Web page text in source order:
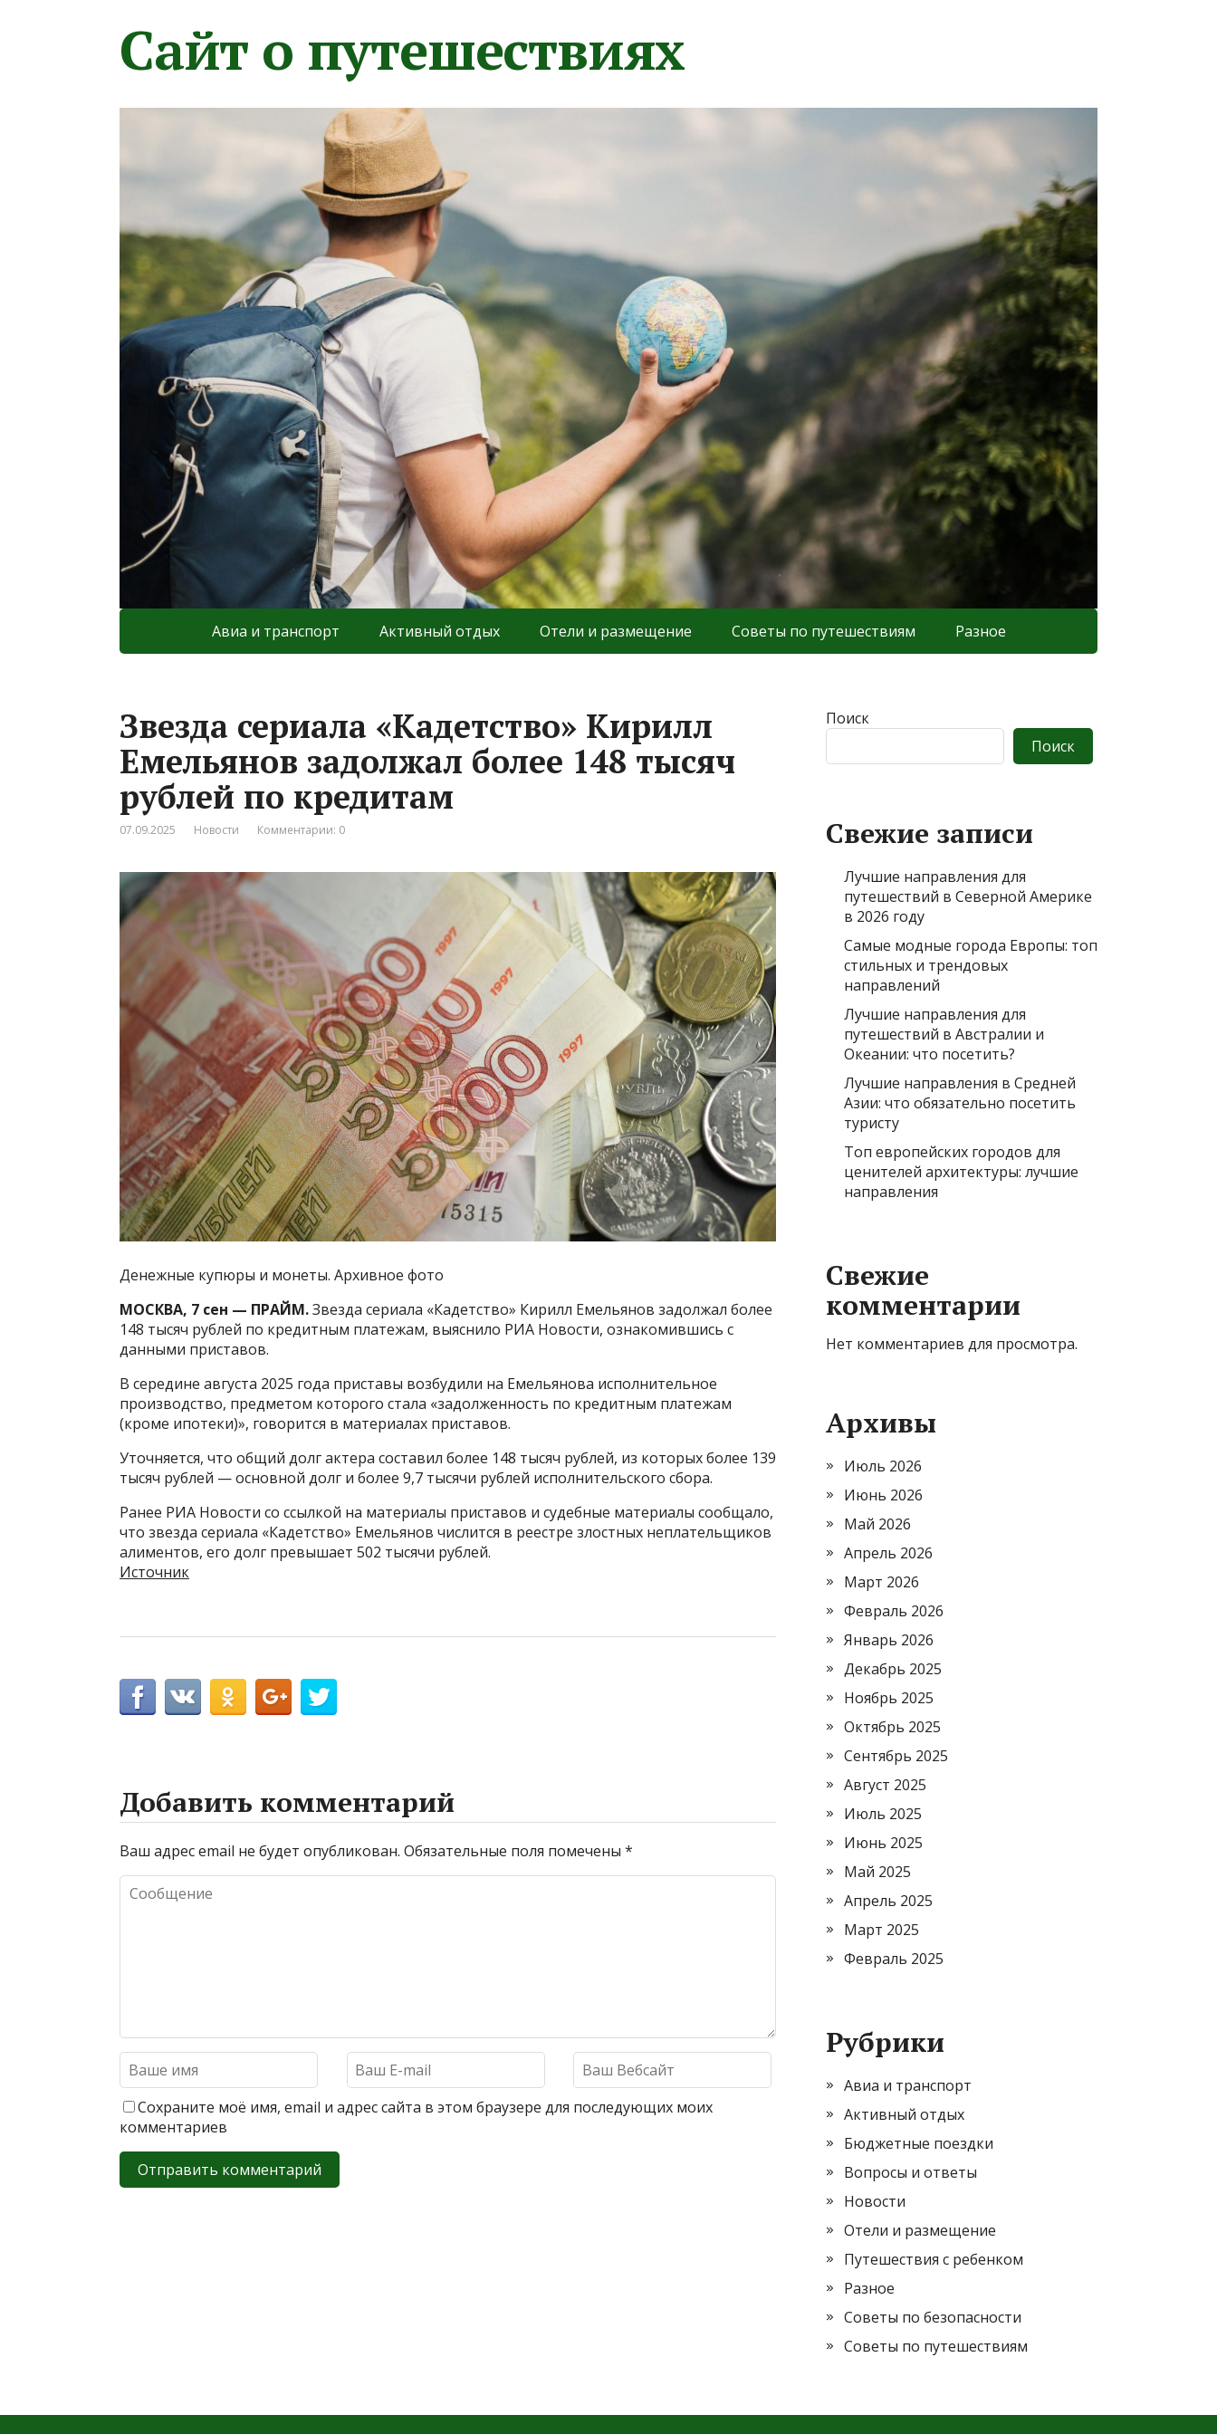
Сайт о путешествиях
Авиа и транспорт Активный отдых Отели и размещение Советы по путешествиям Разное
Звезда сериала «Кадетство» Кирилл
Емельянов задолжал более 148 тысяч
рублей по кредитам
07.09.2025 Новости Комментарии: 0
Денежные купюры и монеты. Архивное фото
МОСКВА, 7 сен — ПРАЙМ.Звезда сериала «Кадетство» Кирилл Емельянов задолжал более
148 тысяч рублей по кредитным платежам, выяснило РИА Новости, ознакомившись с
данными приставов.
В середине августа 2025 года приставы возбудили на Емельянова исполнительное
производство, предметом которого стала «задолженность по кредитным платежам
(кроме ипотеки)», говорится в материалах приставов.
Уточняется, что общий долг актера составил более 148 тысяч рублей, из которых более 139
тысяч рублей — основной долг и более 9,7 тысячи рублей исполнительского сбора.
Ранее РИА Новости со ссылкой на материалы приставов и судебные материалы сообщало,
что звезда сериала «Кадетство» Емельянов числится в реестре злостных неплательщиков
алиментов, его долг превышает 502 тысячи рублей.
Источник
Добавить комментарий
Ваш адрес email не будет опубликован. Обязательные поля помечены *
Сохраните моё имя, email и адрес сайта в этом браузере для последующих моих
комментариев
Поиск
Поиск
Свежие записи
Лучшие направления для
путешествий в Северной Америке
в 2026 году
Самые модные города Европы: топ
стильных и трендовых
направлений
Лучшие направления для
путешествий в Австралии и
Океании: что посетить?
Лучшие направления в Средней
Азии: что обязательно посетить
туристу
Топ европейских городов для
ценителей архитектуры: лучшие
направления
Свежие
комментарии
Нет комментариев для просмотра.
Архивы
Июль 2026
Июнь 2026
Май 2026
Апрель 2026
Март 2026
Февраль 2026
Январь 2026
Декабрь 2025
Ноябрь 2025
Октябрь 2025
Сентябрь 2025
Август 2025
Июль 2025
Июнь 2025
Май 2025
Апрель 2025
Март 2025
Февраль 2025
Рубрики
Авиа и транспорт
Активный отдых
Бюджетные поездки
Вопросы и ответы
Новости
Отели и размещение
Путешествия с ребенком
Разное
Советы по безопасности
Советы по путешествиям